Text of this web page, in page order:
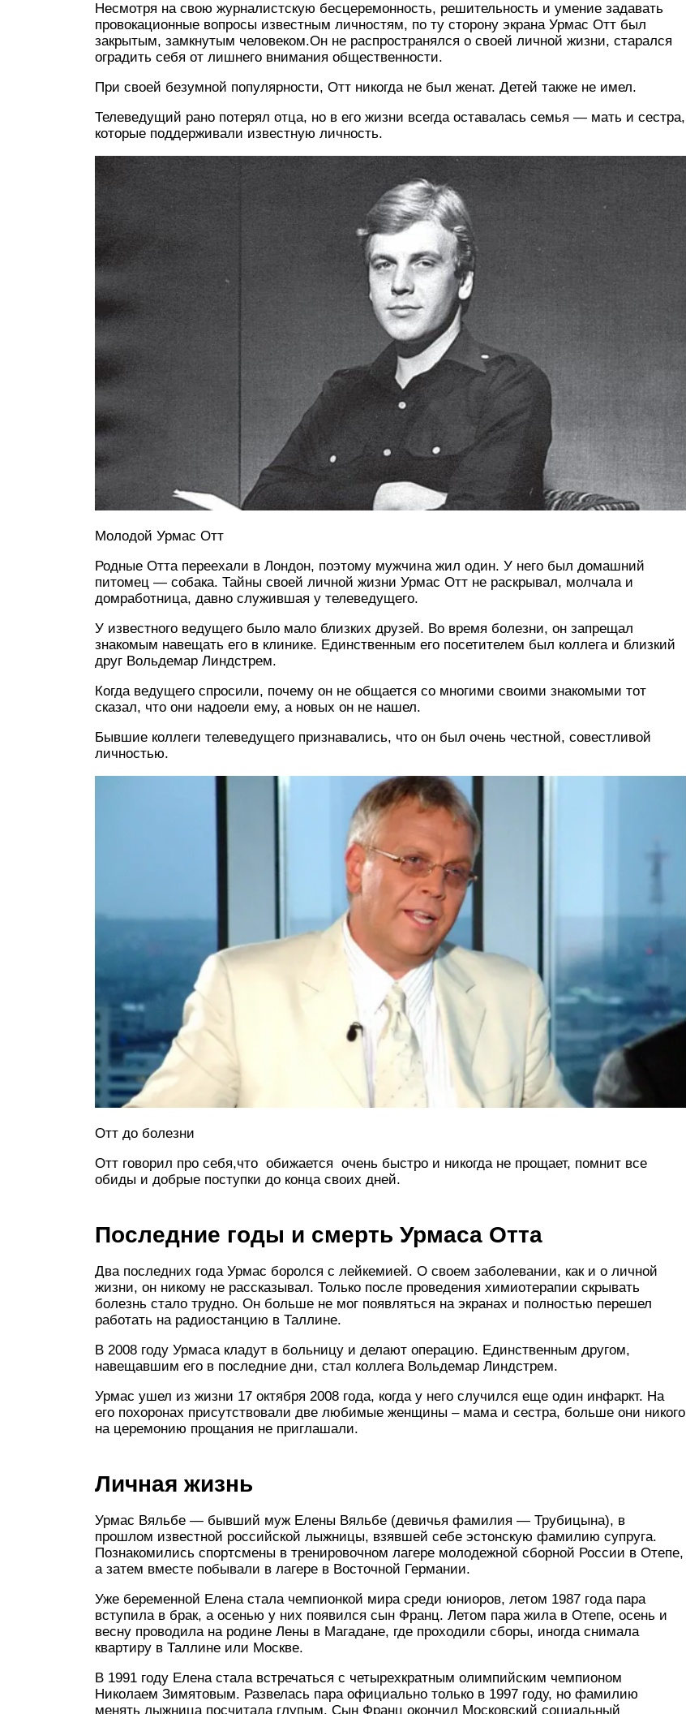
Несмотря на свою журналистскую бесцеремонность, решительность и умение задавать
провокационные вопросы известным личностям, по ту сторону экрана Урмас Отт был
закрытым, замкнутым человеком.Он не распространялся о своей личной жизни, старался
оградить себя от лишнего внимания общественности.
При своей безумной популярности, Отт никогда не был женат. Детей также не имел.
Телеведущий рано потерял отца, но в его жизни всегда оставалась семья — мать и сестра,
которые поддерживали известную личность.
Молодой Урмас Отт
Родные Отта переехали в Лондон, поэтому мужчина жил один. У него был домашний
питомец — собака. Тайны своей личной жизни Урмас Отт не раскрывал, молчала и
домработница, давно служившая у телеведущего.
У известного ведущего было мало близких друзей. Во время болезни, он запрещал
знакомым навещать его в клинике. Единственным его посетителем был коллега и близкий
друг Вольдемар Линдстрем.
Когда ведущего спросили, почему он не общается со многими своими знакомыми тот
сказал, что они надоели ему, а новых он не нашел.
Бывшие коллеги телеведущего признавались, что он был очень честной, совестливой
личностью.
Отт до болезни
Отт говорил про себя,что обижается очень быстро и никогда не прощает, помнит все
обиды и добрые поступки до конца своих дней.
Последние годы и смерть Урмаса Отта
Два последних года Урмас боролся с лейкемией. О своем заболевании, как и о личной
жизни, он никому не рассказывал. Только после проведения химиотерапии скрывать
болезнь стало трудно. Он больше не мог появляться на экранах и полностью перешел
работать на радиостанцию в Таллине.
В 2008 году Урмаса кладут в больницу и делают операцию. Единственным другом,
навещавшим его в последние дни, стал коллега Вольдемар Линдстрем.
Урмас ушел из жизни 17 октября 2008 года, когда у него случился еще один инфаркт. На
его похоронах присутствовали две любимые женщины – мама и сестра, больше они никого
на церемонию прощания не приглашали.
Личная жизнь
Урмас Вяльбе — бывший муж Елены Вяльбе (девичья фамилия — Трубицына), в
прошлом известной российской лыжницы, взявшей себе эстонскую фамилию супруга.
Познакомились спортсмены в тренировочном лагере молодежной сборной России в Отепе,
а затем вместе побывали в лагере в Восточной Германии.
Уже беременной Елена стала чемпионкой мира среди юниоров, летом 1987 года пара
вступила в брак, а осенью у них появился сын Франц. Летом пара жила в Отепе, осень и
весну проводила на родине Лены в Магадане, где проходили сборы, иногда снимала
квартиру в Таллине или Москве.
В 1991 году Елена стала встречаться с четырехкратным олимпийским чемпионом
Николаем Зимятовым. Развелась пара официально только в 1997 году, но фамилию
менять лыжница посчитала глупым. Сын Франц окончил Московский социальный